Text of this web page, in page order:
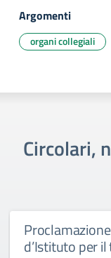
Argomenti
organi collegiali
Circolari,
d’Istituto per